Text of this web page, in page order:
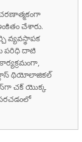
చేశారు.
వ్యవస్థాపక
పరిధి దాటి
థియోలాజికల్
చక్ యొక్క